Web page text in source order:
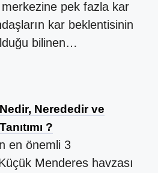
pek fazla kar
kar beklentisinin
bilinen…
Nerededir ve
?
en önemli 3
Menderes havzası